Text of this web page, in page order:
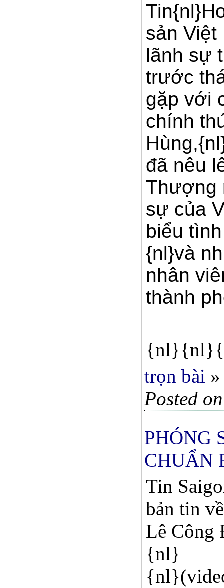
sản
lãnh sự
trước
gặp với
chính
đã nêu
Thượng
sự của
biểu
{nl}và
nhân
thành
trọn bài »
Posted
PHÓNG
CHUẨN
Tin
bản tin
Lê Công
{nl}